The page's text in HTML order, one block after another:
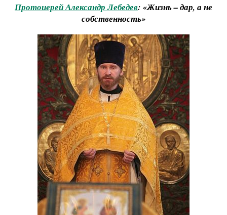
Протоиерей Александр Лебедев: «Жизнь – дар, а не
собственность»